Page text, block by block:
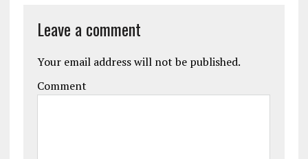
Leave a comment
Your email address will not be published.
Comment